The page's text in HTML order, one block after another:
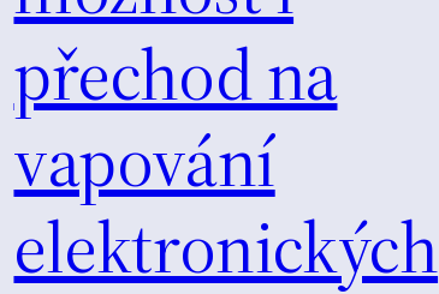
přechod na
vapování
elektronických